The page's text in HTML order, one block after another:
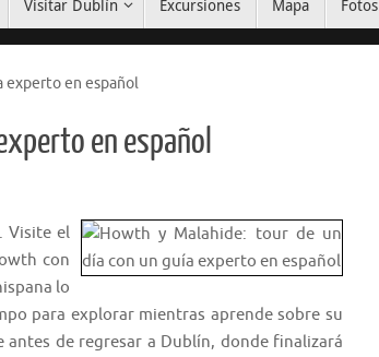
Visitar Dublín Excursiones Mapa Fotos
experto en español
en español
. Visite el
con
lo
para explorar mientras aprende sobre su
de regresar a Dublín, donde finalizará